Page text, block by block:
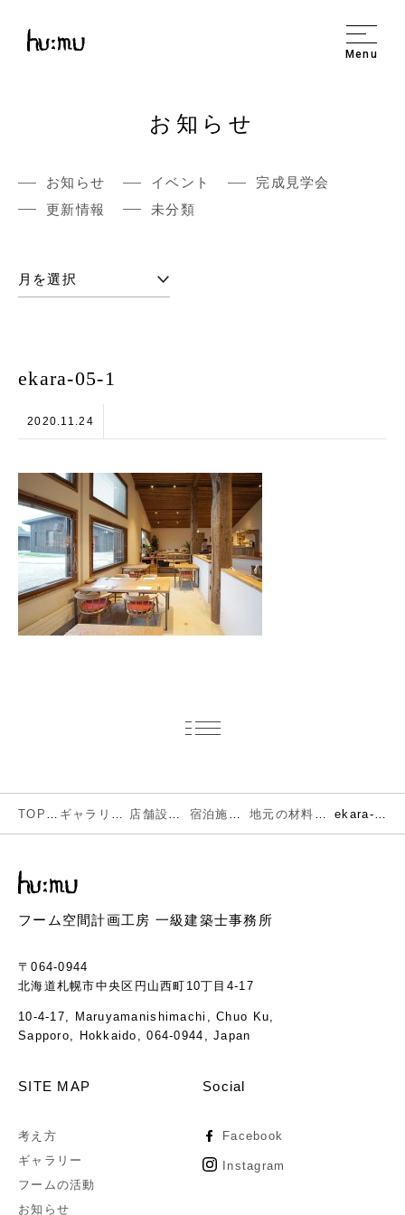
Menu
お知らせ
お知らせ イベント
完成見学会
更新情報
未分類
ekara-05-1
2020.11.24
フーム空間計画工房 一級建築士事務所
〒064-0944
北海道札幌市中央区円山西町10丁目4-17
10-4-17, Maruyamanishimachi, Chuo Ku,
Sapporo, Hokkaido, 064-0944, Japan
SITE MAP
考え方
ギャラリー
フームの活動
お知らせ
Social
Facebook
Instagram